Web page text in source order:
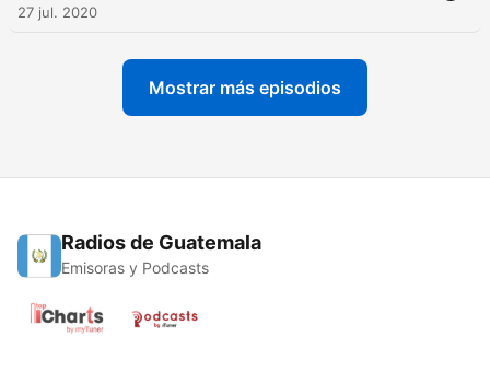
27 jul. 2020
Mostrar más episodios
Radios de Guatemala
Emisoras y Podcasts